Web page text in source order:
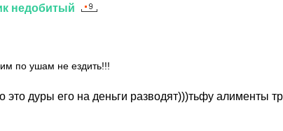
недобитый
по ушам не ездить!!!
это дуры его на деньги разводят)))тьфу алименты